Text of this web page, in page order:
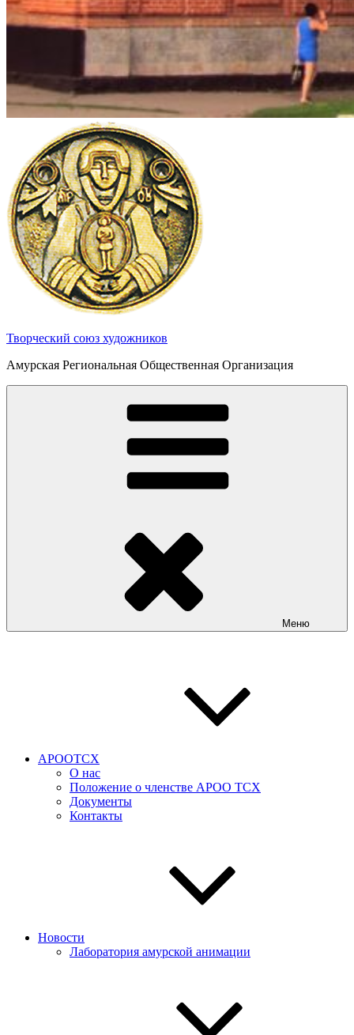
Творческий союз художников
Амурская Региональная Общественная Организация
Меню
АРООТСХ
О нас
Положение о членстве АРОО ТСХ
Документы
Контакты
Новости
Лаборатория амурской анимации